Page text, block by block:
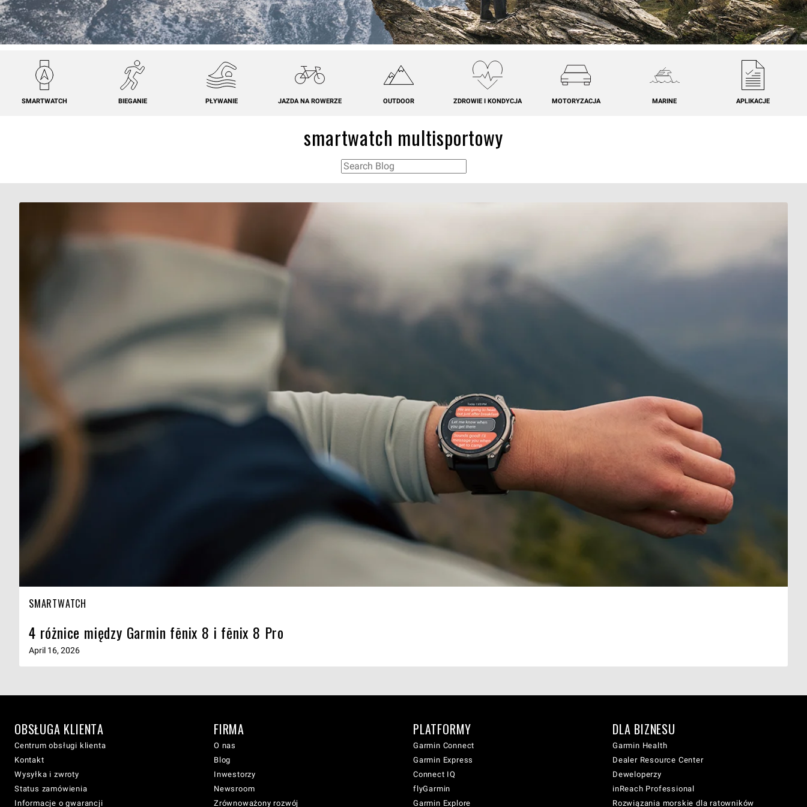
SMARTWATCH BIEGANIE PŁYWANIE JAZDA NA ROWERZE OUTDOOR ZDROWIE I KONDYCJA MOTORYZACJA MARINE APLIKACJE
smartwatch multisportowy
SMARTWATCH
4 różnice między Garmin fēnix 8 i fēnix 8 Pro
April 16, 2026
OBSŁUGA KLIENTA
Centrum obsługi klienta
Kontakt
Wysyłka i zwroty
Status zamówienia
Informacje o gwarancji
FIRMA
O nas
Blog
Inwestorzy
Newsroom
Zrównoważony rozwój
PLATFORMY
Garmin Connect
Garmin Express
Connect IQ
flyGarmin
Garmin Explore
DLA BIZNESU
Garmin Health
Dealer Resource Center
Deweloperzy
inReach Professional
Rozwiązania morskie dla ratowników